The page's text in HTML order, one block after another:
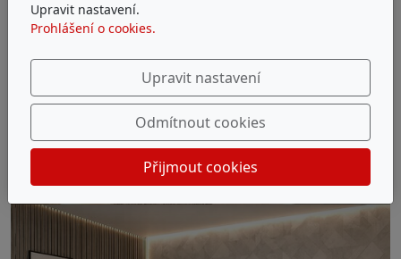
Upravit nastavení.
Prohlášení o cookies.
Upravit nastavení
Odmítnout cookies
Přijmout cookies